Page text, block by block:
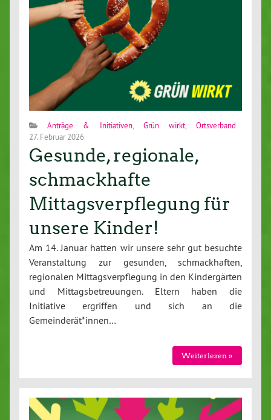
Anträge & Initiativen, Grün wirkt,Ortsverband
27. Februar 2026
Gesunde, regionale,
schmackhafte
Mittagsverpflegung für
unsere Kinder!
Am 14. Januar hatten wir unsere sehr gut besuchte
Veranstaltung zur gesunden, schmackhaften,
regionalen Mittagsverpflegung in den Kindergärten
und Mittagsbetreuungen. Eltern haben die
Initiative ergriffen und sich an die
Gemeinderät*innen…
Weiterlesen »